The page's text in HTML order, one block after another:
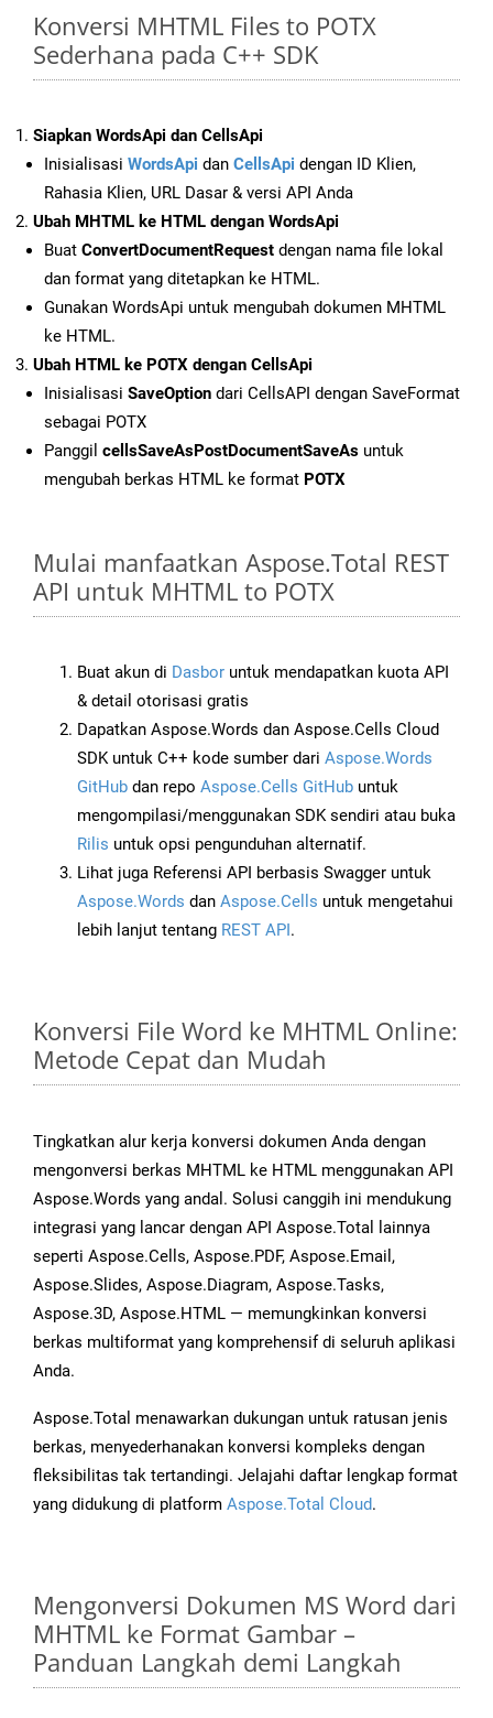
Konversi MHTML Files to POTX
Sederhana pada C++ SDK
Siapkan WordsApi dan CellsApi
Inisialisasi WordsApi dan CellsApi dengan ID Klien,
Rahasia Klien, URL Dasar & versi API Anda
Ubah MHTML ke HTML dengan WordsApi
Buat ConvertDocumentRequest dengan nama file lokal
dan format yang ditetapkan ke HTML.
Gunakan WordsApi untuk mengubah dokumen MHTML
ke HTML.
Ubah HTML ke POTX dengan CellsApi
Inisialisasi SaveOption dari CellsAPI dengan SaveFormat
sebagai POTX
Panggil cellsSaveAsPostDocumentSaveAs untuk
mengubah berkas HTML ke format POTX
Mulai manfaatkan Aspose.Total REST
API untuk MHTML to POTX
Buat akun di Dasbor untuk mendapatkan kuota API
& detail otorisasi gratis
Dapatkan Aspose.Words dan Aspose.Cells Cloud
SDK untuk C++ kode sumber dari Aspose.Words
GitHub dan repo Aspose.Cells GitHub untuk
mengompilasi/menggunakan SDK sendiri atau buka
Rilis untuk opsi pengunduhan alternatif.
Lihat juga Referensi API berbasis Swagger untuk
Aspose.Words dan Aspose.Cells untuk mengetahui
lebih lanjut tentang REST API.
Konversi File Word ke MHTML Online:
Metode Cepat dan Mudah
Tingkatkan alur kerja konversi dokumen Anda dengan
mengonversi berkas MHTML ke HTML menggunakan API
Aspose.Words yang andal. Solusi canggih ini mendukung
integrasi yang lancar dengan API Aspose.Total lainnya
seperti Aspose.Cells, Aspose.PDF, Aspose.Email,
Aspose.Slides, Aspose.Diagram, Aspose.Tasks,
Aspose.3D, Aspose.HTML — memungkinkan konversi
berkas multiformat yang komprehensif di seluruh aplikasi
Anda.
Aspose.Total menawarkan dukungan untuk ratusan jenis
berkas, menyederhanakan konversi kompleks dengan
fleksibilitas tak tertandingi. Jelajahi daftar lengkap format
yang didukung di platform Aspose.Total Cloud.
Mengonversi Dokumen MS Word dari
MHTML ke Format Gambar –
Panduan Langkah demi Langkah